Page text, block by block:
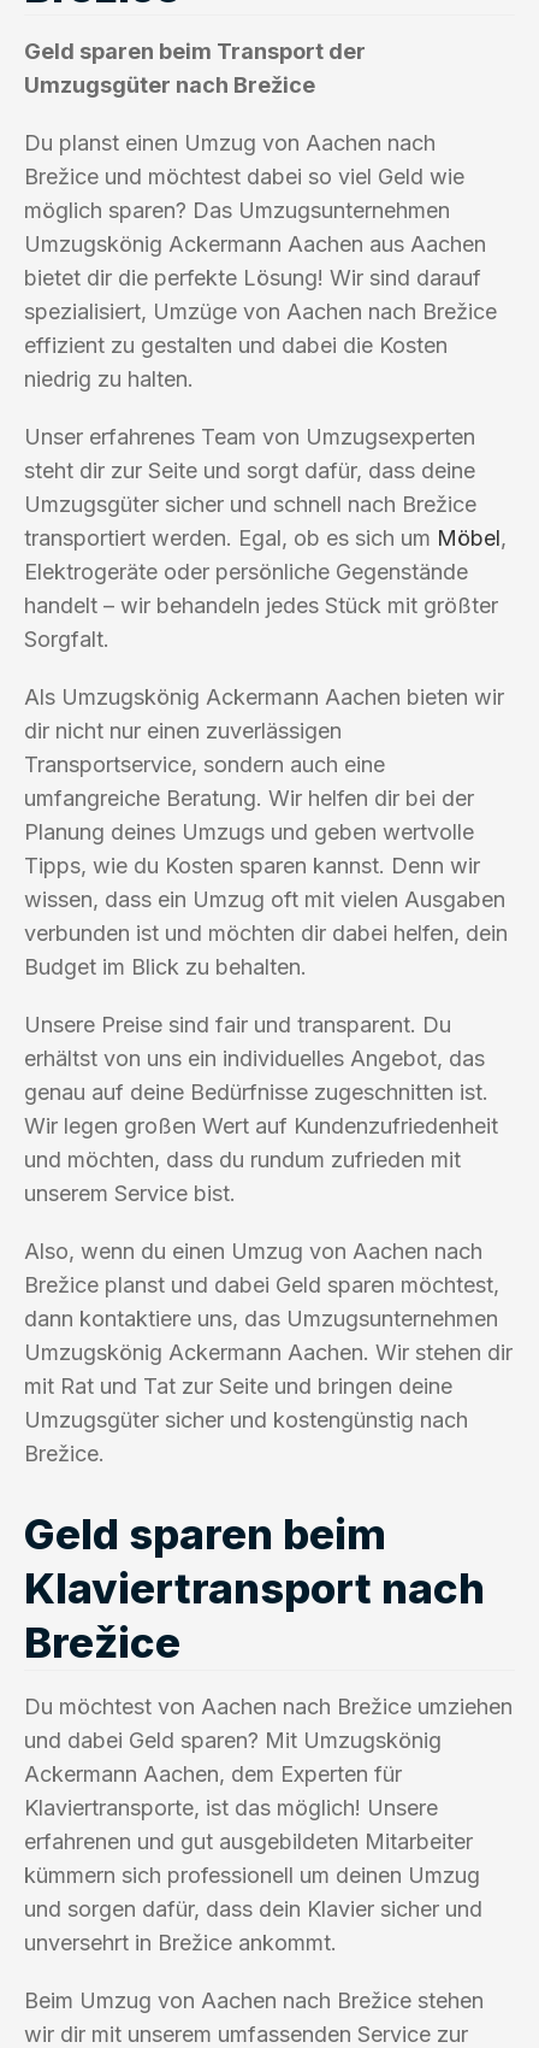
Geld sparen beim Transport der
Umzugsgüter nach Brežice
Du planst einen Umzug von Aachen nach
Brežice und möchtest dabei so viel Geld wie
möglich sparen? Das Umzugsunternehmen
Umzugskönig Ackermann Aachen aus Aachen
bietet dir die perfekte Lösung! Wir sind darauf
spezialisiert, Umzüge von Aachen nach Brežice
effizient zu gestalten und dabei die Kosten
niedrig zu halten.
Unser erfahrenes Team von Umzugsexperten
steht dir zur Seite und sorgt dafür, dass deine
Umzugsgüter sicher und schnell nach Brežice
transportiert werden. Egal, ob es sich um Möbel,
Elektrogeräte oder persönliche Gegenstände
handelt – wir behandeln jedes Stück mit größter
Sorgfalt.
Als Umzugskönig Ackermann Aachen bieten wir
dir nicht nur einen zuverlässigen
Transportservice, sondern auch eine
umfangreiche Beratung. Wir helfen dir bei der
Planung deines Umzugs und geben wertvolle
Tipps, wie du Kosten sparen kannst. Denn wir
wissen, dass ein Umzug oft mit vielen Ausgaben
verbunden ist und möchten dir dabei helfen, dein
Budget im Blick zu behalten.
Unsere Preise sind fair und transparent. Du
erhältst von uns ein individuelles Angebot, das
genau auf deine Bedürfnisse zugeschnitten ist.
Wir legen großen Wert auf Kundenzufriedenheit
und möchten, dass du rundum zufrieden mit
unserem Service bist.
Also, wenn du einen Umzug von Aachen nach
Brežice planst und dabei Geld sparen möchtest,
dann kontaktiere uns, das Umzugsunternehmen
Umzugskönig Ackermann Aachen. Wir stehen dir
mit Rat und Tat zur Seite und bringen deine
Umzugsgüter sicher und kostengünstig nach
Brežice.
Geld sparen beim
Klaviertransport nach
Brežice
Du möchtest von Aachen nach Brežice umziehen
und dabei Geld sparen? Mit Umzugskönig
Ackermann Aachen, dem Experten für
Klaviertransporte, ist das möglich! Unsere
erfahrenen und gut ausgebildeten Mitarbeiter
kümmern sich professionell um deinen Umzug
und sorgen dafür, dass dein Klavier sicher und
unversehrt in Brežice ankommt.
Beim Umzug von Aachen nach Brežice stehen
wir dir mit unserem umfassenden Service zur